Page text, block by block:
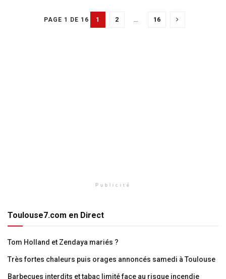
PAGE 1 DE 16 1 2 … 16
Publicité
Toulouse7.com en Direct
Tom Holland et Zendaya mariés ?
Très fortes chaleurs puis orages annoncés samedi à Toulouse
Barbecues interdits et tabac limité face au risque incendie